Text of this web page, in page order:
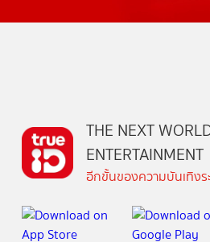
THE NEXT
ENTERTAINMENT
อีกขั้นของความบันเทิง